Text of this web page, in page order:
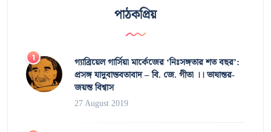
পাঠকপ্রিয়
গ্যাব্রিয়েল গার্সিয়া মার্কেজের ‘নিঃসঙ্গতার শত বছর’:
প্রসঙ্গ যাদুবাস্তবতাবাদ – বি. জে. গীতা ।। ভাষান্তর-
জয়ন্ত বিশ্বাস
27 August 2019